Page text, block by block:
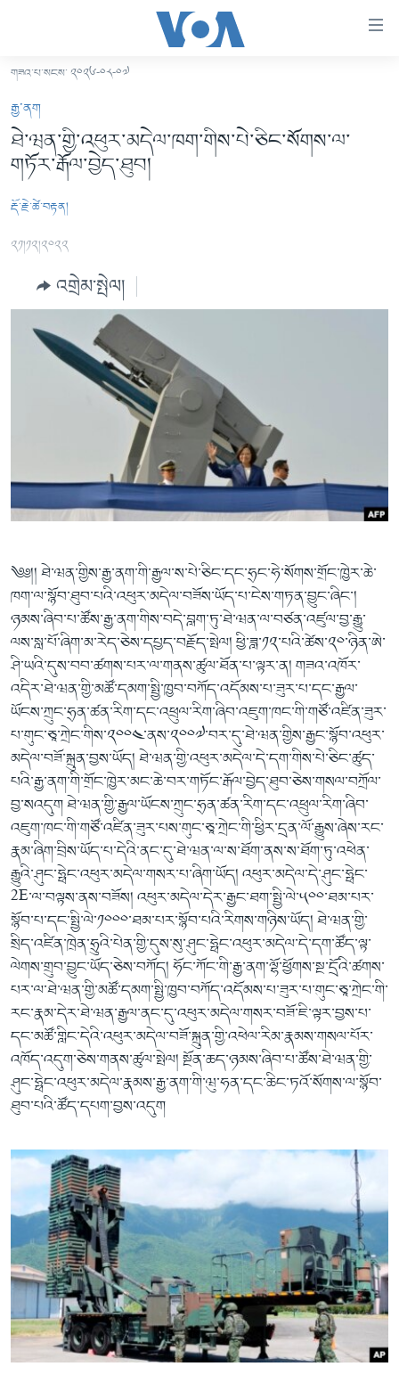
བདེ་
བའི་
དྲ་
འབྲེལ།
གཞུང་
དངོས་
ལ་
ཐད་
བསྐྱོད།
བསྐྱོད།
བོད།
མདུན་ངོས།
ཨ་རི།
རྒྱ་ནག
ཧི་མ་ལ་ཡ།
བརྙན་འཕྲིན།
ཀུན་གླེང་གསར་འགྱུར།
ཀུན་གླེང་།
དྲ་སྣང་གི་བོད།
དྲ་བརྙན་གསར་འགྱུར།
བུད་མེད་ལེ་ཚན།
རླུང་འཕྲིན།
སྔ་དྲོའི་གསར་འགྱུར།
དགོང་དྲོའི་གསར་འགྱུར།
པོ་ཊི་ཁ་སི།
ཆོས་རིག་ལེ་ཚན།
གཞོན་སྐྱེས་དང་ཤེས་ཡོན།
འཕྲོད་བསྟེན་དང་དོན་ལྡན་གྱི་མི་ཚེ།
གངས་རིའི་བྲག་ཅ།
བུད་མེད།
སོ་ཡ་ལ། བོད་ཀྱི་གླུ་གཞས།
གསར་འགོད་རང་དབང་།
Learning English
གཟའ་པ་སངས་ ༢༠༢༦-༠༨-༠༧
རྒྱ་ནག
ཐེ་ཝན་གྱི་འཕུར་མདེལ་ཁག་གིས་པེ་ཅིང་སོགས་ལ་
གཏོར་རྒོལ་བྱེད་ཐུབ།
རྡོ་རྗེ་ཚེ་བརྟན།
༢༡།༡༢།༢༠༢༢
འགྲེམ་སྤེལ།
༄༅།། ཐེ་ཝན་གྱིས་རྒྱ་ནག་གི་རྒྱལ་ས་པེ་ཅིང་དང་ཧྲང་ཧེ་སོགས་གྲོང་ཁྱེར་ཆེ་
ཁག་ལ་སྙོབ་ཐུབ་པའི་འཕུར་མདེལ་བཟོས་ཡོད་པ་ངེས་གཏན་བྱུང་ཞིང་།
ཉམས་ཞིབ་པ་ཚོས་རྒྱ་ནག་གིས་བདེ་བླག་ཏུ་ཐེ་ཝན་ལ་བཙན་འཛུལ་བྱ་རྒྱུ་
ལས་སླ་པོ་ཞིག་མ་རེད་ཅེས་དཔྱད་བརྗོད་སྤེལ། ཕྱི་ཟླ་༡༢་པའི་ཚེས་༢༠་ཉིན་ཨེ་
ཤི་ཡའི་དུས་བབ་ཚགས་པར་ལ་གནས་ཚུལ་ཐོན་པ་ལྟར་ན། གཟའ་འཁོར་
འདིར་ཐེ་ཝན་གྱི་མཚོ་དམག་སྤྱི་ཁྱབ་བཀོད་འདོམས་པ་ཟུར་པ་དང་རྒྱལ་
ཡོངས་ཀྲུང་ཧྲན་ཚན་རིག་དང་འཕྲུལ་རིག་ཞིབ་འཇུག་ཁང་གི་གཙོ་འཛིན་ཟུར་
པ་གུང་ཅཱ་ཀྲེང་གིས་༢༠༠༤་ནས་༢༠༠༧་བར་དུ་ཐེ་ཝན་གྱིས་རྒྱང་སྙོབ་འཕུར་
མདེལ་བཟོ་སྐྲུན་བྱས་ཡོད། ཐེ་ཝན་གྱི་འཕུར་མདེལ་དེ་དག་གིས་པེ་ཅིང་ཚུད་
པའི་རྒྱ་ནག་གི་གྲོང་ཁྱེར་མང་ཆེ་བར་གཏོང་རྒོལ་བྱེད་ཐུབ་ཅེས་གསལ་བཀྲོལ་
བྱ་སའདུག ཐེ་ཝན་གྱི་རྒྱལ་ཡོངས་ཀྲུང་ཧྲན་ཚན་རིག་དང་འཕྲུལ་རིག་ཞིབ་
འཇུག་ཁང་གི་གཙོ་འཛིན་ཟུར་པས་གུང་ཅཱ་ཀྲེང་གི་ཕྱིར་དྲན་ལོ་རྒྱུས་ཞེས་རང་
རྣམ་ཞིག་བྲིས་ཡོད་པ་དེའི་ནང་དུ་ཐེ་ཝན་ལ་ས་ཐོག་ནས་ས་ཐོག་ཏུ་འཕེན་
རྒྱུའི་ཤུང་ཧྥེང་འཕུར་མདེལ་གསར་པ་ཞིག་ཡོད། འཕུར་མདེལ་དེ་ཤུང་ཧྥེང་
2E་ལ་བལྟས་ནས་བཟོས། འཕུར་མདེལ་དེར་རྒྱང་ཐག་སྤྱི་ལེ་༥༠༠་ཐམ་པར་
སྙོབ་པ་དང་སྤྱི་ལེ་༡༠༠༠་ཐམ་པར་སྙོབ་པའི་རིགས་གཉིས་ཡོད། ཐེ་ཝན་གྱི་
སྲིད་འཛིན་ཁྲེན་ཧྲུའི་པེན་གྱི་དུས་སུ་ཤུང་ཧྥེང་འཕུར་མདེལ་དེ་དག་ཚོད་ལྟ་
ལེགས་གྲུབ་བྱུང་ཡོད་ཅེས་བཀོད། ཧོང་ཀོང་གི་རྒྱ་ནག་ལྷོ་ཕྱོགས་སྔ་དྲོའི་ཚགས་
པར་ལ་ཐེ་ཝན་གྱི་མཚོ་དམག་སྤྱི་ཁྱབ་བཀོད་འདོམས་པ་ཟུར་པ་གུང་ཅཱ་ཀྲེང་གི་
རང་རྣམ་དེར་ཐེ་ཝན་རྒྱལ་ནང་དུ་འཕུར་མདེལ་གསར་བཟོ་ཇི་ལྟར་བྱས་པ་
དང་མཚོ་གླིང་དེའི་འཕུར་མདེལ་བཟོ་སྐྲུན་གྱི་འཕེལ་རིམ་རྣམས་གསལ་པོར་
འཁོད་འདུག་ཅེས་གནས་ཚུལ་སྤེལ། སྔོན་ཆད་ཉམས་ཞིབ་པ་ཚོས་ཐེ་ཝན་གྱི་
ཤུང་ཧྥེང་འཕུར་མདེལ་རྣམས་རྒྱ་ནག་གི་ཝུ་ཧན་དང་ཆིང་ཏའོ་སོགས་ལ་སྙོབ་
ཐུབ་པའི་ཚོད་དཔག་བྱས་འདུག